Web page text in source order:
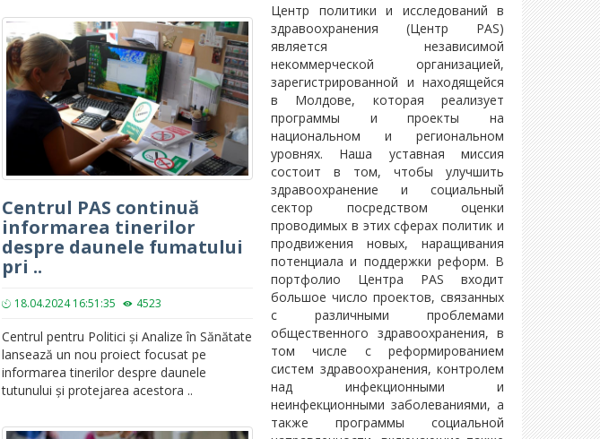
Centrul PAS continuă
informarea tinerilor
despre daunele fumatului
pri ..
18.04.2024 16:51:35 4523
Centrul pentru Politici și Analize în Sănătate
lansează un nou proiect focusat pe
informarea tinerilor despre daunele
tutunului și protejarea acestora ..
Центр политики и исследований в
здравоохранения (Центр PAS)
является независимой
некоммерческой организацией,
зарегистрированной и находящейся
в Молдове, которая реализует
программы и проекты на
национальном и региональном
уровнях. Наша уставная миссия
состоит в том, чтобы улучшить
здравоохранение и социальный
сектор посредством оценки
проводимых в этих сферах политик и
продвижения новых, наращивания
потенциала и поддержки реформ. В
портфолио Центра PAS входит
большое число проектов, связанных
с различными проблемами
общественного здравоохранения, в
том числе с реформированием
систем здравоохранения, контролем
над инфекционными и
неинфекционными заболеваниями, а
также программы социальной